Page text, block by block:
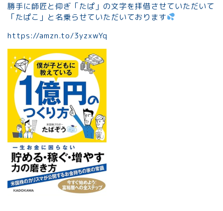
勝手に師匠と仰ぎ「たぱ」の文字を拝借させていただいて
「たぱこ」と名乗らせていただいております
https://amzn.to/3yzxwYq